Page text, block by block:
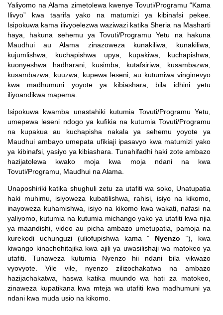
Yaliyomo na Alama zimetolewa kwenye Tovuti/Programu “Kama
Ilivyo” kwa taarifa yako na matumizi ya kibinafsi pekee.
Isipokuwa kama ilivyoelezwa waziwazi katika Sheria na Masharti
haya, hakuna sehemu ya Tovuti/Programu Yetu na hakuna
Maudhui au Alama zinazoweza kunakiliwa, kunakiliwa,
kujumlishwa, kuchapishwa upya, kupakiwa, kuchapishwa,
kuonyeshwa hadharani, kusimba, kutafsiriwa, kusambazwa,
kusambazwa, kuuzwa, kupewa leseni, au kutumiwa vinginevyo
kwa madhumuni yoyote ya kibiashara, bila idhini yetu
iliyoandikwa mapema.
Isipokuwa kwamba unastahiki kutumia Tovuti/Programu Yetu,
umepewa leseni ndogo ya kufikia na kutumia Tovuti/Programu
na kupakua au kuchapisha nakala ya sehemu yoyote ya
Maudhui ambayo umepata ufikiaji ipasavyo kwa matumizi yako
ya kibinafsi, yasiyo ya kibiashara. Tunahifadhi haki zote ambazo
hazijatolewa kwako moja kwa moja ndani na kwa
Tovuti/Programu, Maudhui na Alama.
Unaposhiriki katika shughuli zetu za utafiti wa soko, Unatupatia
haki muhimu, isiyoweza kubatilishwa, rahisi, isiyo na kikomo,
inayoweza kuhamishwa, isiyo na kikomo kwa wakati, nafasi na
yaliyomo, kutumia na kutumia michango yako ya utafiti kwa njia
ya maandishi, video au picha ambazo umetupatia, pamoja na
kurekodi uchunguzi (uliofupishwa kama ” Nyenzo“), kwa
kiwango kinachohitajika kwa ajili ya uwasilishaji wa matokeo ya
utafiti. Tunaweza kutumia Nyenzo hii ndani bila vikwazo
vyovyote. Vile vile, nyenzo zilizochakatwa na ambazo
hazijachakatwa, haswa katika muundo wa hati za matokeo,
zinaweza kupatikana kwa mteja wa utafiti kwa madhumuni ya
ndani kwa muda usio na kikomo.